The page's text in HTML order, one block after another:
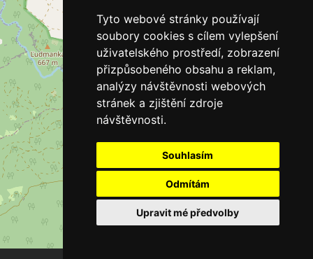
Tyto webové stránky používají
soubory cookies s cílem vylepšení
uživatelského prostředí, zobrazení
přizpůsobeného obsahu a reklam,
analýzy návštěvnosti webových
stránek a zjištění zdroje
návštěvnosti.
Souhlasím
Odmítám
Upravit mé předvolby